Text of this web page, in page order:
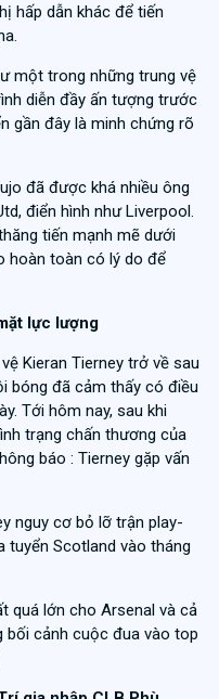
hấp dẫn khác để tiến
một trong những trung vệ
diễn đầy ấn tượng trước
gần đây là minh chứng rõ
đã được khá nhiều ông
điển hình như Liverpool.
tiến mạnh mẽ dưới
hoàn toàn có lý do để
lực lượng
Kieran Tierney trở về sau
bóng đã cảm thấy có điều
Tới hôm nay, sau khi
trạng chấn thương của
báo : Tierney gặp vấn
nguy cơ bỏ lỡ trận play-
tuyển Scotland vào tháng
quá lớn cho Arsenal và cả
bối cảnh cuộc đua vào top